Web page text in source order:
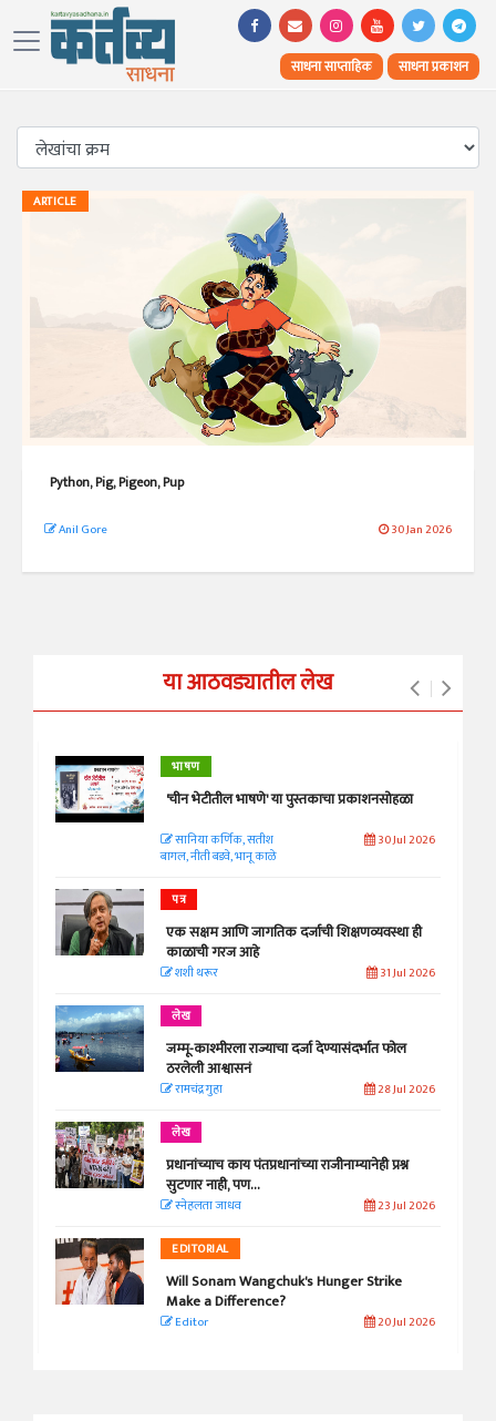
साधना साप्ताहिक साधना प्रकाशन
ARTICLE
Python, Pig, Pigeon, Pup
Anil Gore 30 Jan 2026
या आठवड्यातील लेख
भाषण
'चीन भेटीतील भाषणे' या पुस्तकाचा प्रकाशनसोहळा
सानिया कर्णिक, सतीश
बागल, नीती बडवे, भानू काळे
30 Jul 2026
पत्र
एक सक्षम आणि जागतिक दर्जाची शिक्षणव्यवस्था ही
काळाची गरज आहे
शशी थरूर 31 Jul 2026
लेख
जम्मू-काश्मीरला राज्याचा दर्जा देण्यासंदर्भात फोल
ठरलेली आश्वासनं
रामचंद्र गुहा 28 Jul 2026
लेख
प्रधानांच्याच काय पंतप्रधानांच्या राजीनाम्यानेही प्रश्न
सुटणार नाही, पण...
स्नेहलता जाधव 23 Jul 2026
EDITORIAL
Will Sonam Wangchuk's Hunger Strike
Make a Difference?
Editor 20 Jul 2026